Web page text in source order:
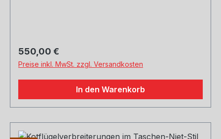
(2) Kotflügelverbreiterungen vorne(2)
Kotflügelverbreiterungen hinten(1)
Installationshardware(1) TÜV Materialgutachten
Zertifikat
Regulärer Preis:
550,00 €
Preise inkl. MwSt. zzgl. Versandkosten
In den Warenkorb